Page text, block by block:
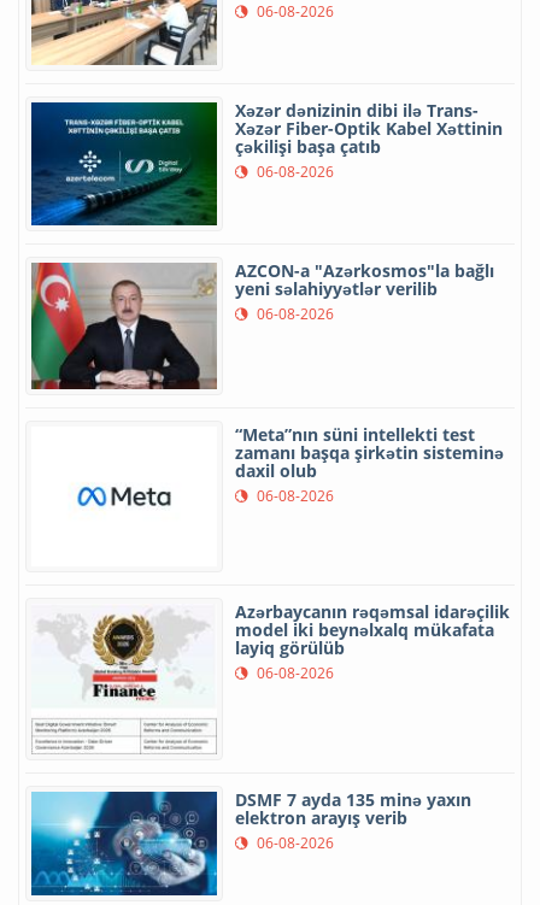
06-08-2026
Xəzər dənizinin dibi ilə Trans-
Xəzər Fiber-Optik Kabel Xəttinin
çəkilişi başa çatıb
06-08-2026
AZCON-a "Azərkosmos"la bağlı
yeni səlahiyyətlər verilib
06-08-2026
“Meta”nın süni intellekti test
zamanı başqa şirkətin sisteminə
daxil olub
06-08-2026
Azərbaycanın rəqəmsal idarəçilik
model iki beynəlxalq mükafata
layiq görülüb
06-08-2026
DSMF 7 ayda 135 minə yaxın
elektron arayış verib
06-08-2026